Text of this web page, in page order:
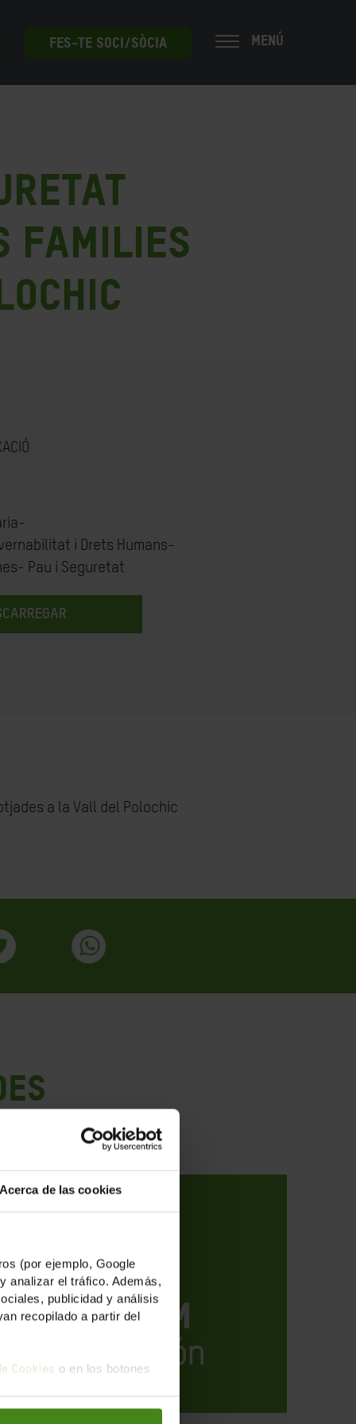
Acerca de las cookies
(por ejemplo, Google
analizar el tráfico. Además,
publicidad y análisis
recopilado a partir del
Cookies o en los botones
FES-TE SOCI/SÒCIA MENÚ
i Drets Humans-
Pau i Seguretat
a la Vall del Polochic